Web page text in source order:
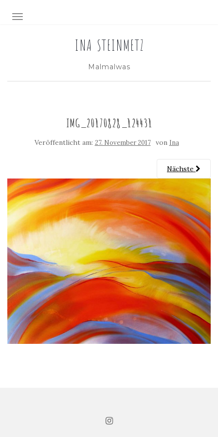
NAVIGATION EIN-/AUSSCHALTEN
INA STEINMETZ
Malmalwas
IMG_20170828_124431
Veröffentlicht am: 27. November 2017 von Ina
Nächste